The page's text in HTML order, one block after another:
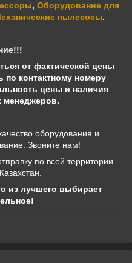
, Оборудование для
пылесосы.
от фактической цены
по контактному номеру
цены и наличия
менеджеров.
оборудования и
Звоните нам!
по всей территории
из лучшего выбирает